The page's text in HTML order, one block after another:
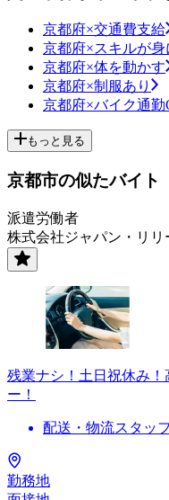
京都府×交通費支給
京都府×スキルが身
京都府×体を動かす
京都府×制服あり
京都府×バイク通勤
もっと見る
京都市の似たバイト
派遣労働者
株式会社ジャパン・リリ
残業ナシ！土日祝休み
ー！
配送・物流スタッフ
勤務地